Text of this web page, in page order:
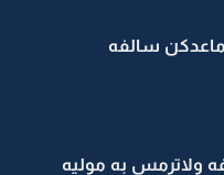
سالفه
ولاترمس به موليه